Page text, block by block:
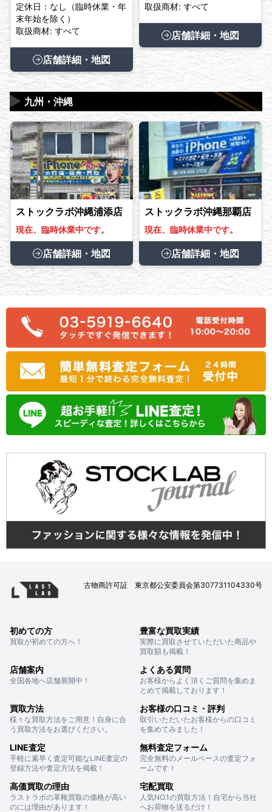
定休日：なし（臨時休業・年
末年始を除く）
取扱商材: すべて
店舗詳細・地図
取扱商材: すべて
店舗詳細・地図
九州・沖縄
▶
ストックラボ沖縄浦添店
現在、臨時休業中です。
店舗詳細・地図
ストックラボ沖縄那覇店
現在、臨時休業中です。
店舗詳細・地図
古物商許可証 東京都公安委員会第307731104330号
初めての方
買取が初めての方へ！
豊富な買取実績
実際に買取させていただいた商品や
買取額も掲載！
店舗案内
全国各地へ店舗展開中！
よくある質問
お客様からよく頂くご質問を集めま
とめて掲載しております！
買取方法
様々な買取方法をご用意！自身に合
う買取方法をお選びください。
お客様の口コミ・評判
取引いただいたお客様からの口コミ
を集めてみました！
LINE査定
手軽に素早く査定可能なLINE査定の
登録方法や査定方法を掲載！
無料査定フォーム
完全無料のメールベースの査定フォ
ームです！
高価買取の理由
ラストラボの革靴買取の価格が高い
のには理由があります！
宅配買取
人気NO.1の買取方法！自宅から当社
へお荷物を送るだけ！